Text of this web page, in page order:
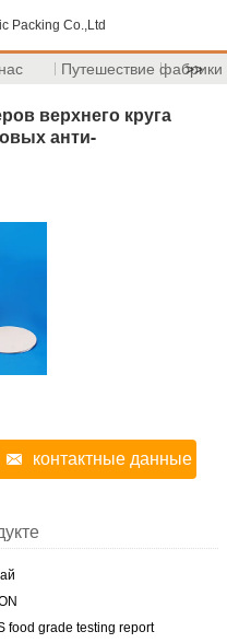
Packing Co.,Ltd
Путешествие фабрики
>>
верхнего круга
анти-
контактные данные
food grade testing report